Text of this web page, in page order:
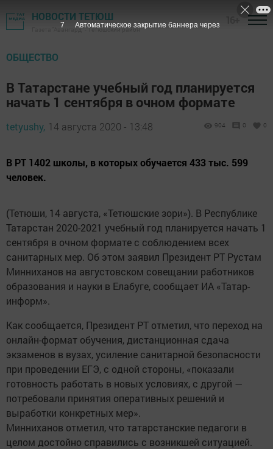
НОВОСТИ ТЕТЮШ
Газета "Авангард" - Тетюшский район
ОБЩЕСТВО
В Татарстане учебный год планируется
начать 1 сентября в очном формате
tetyushy, 14 августа 2020 - 13:48 904 0 0
В РТ 1402 школы, в которых обучается 433 тыс. 599
человек.
(Тетюши, 14 августа, «Тетюшские зори»). В Республике
Татарстан 2020-2021 учебный год планируется начать 1
сентября в очном формате с соблюдением всех
санитарных мер. Об этом заявил Президент РТ Рустам
Минниханов на августовском совещании работников
образования и науки в Елабуге, сообщает ИА «Татар-
информ».
Как сообщается, Президент РТ отметил, что переход на
онлайн-формат обучения, дистанционная сдача
экзаменов в вузах, усиление санитарной безопасности
при проведении ЕГЭ, с одной стороны, «показали
готовность работать в новых условиях, с другой —
потребовали принятия оперативных решений и
выработки конкретных мер».
Минниханов отметил, что татарстанские педагоги в
целом достойно справились с возникшей ситуацией.
6 Автоматическое закрытие баннера через